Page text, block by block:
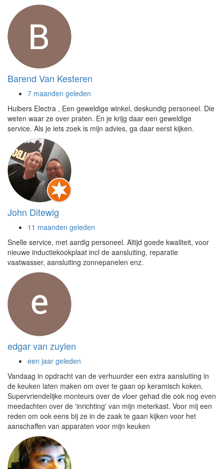
Barend Van Kesteren
7 maanden geleden
Huibers Electra , Een geweldige winkel, deskundig personeel. Die
weten waar ze over praten. En je krijg daar een geweldige
service. Als je iets zoek is mijn advies, ga daar eerst kijken.
John Ditewig
11 maanden geleden
Snelle service, met aardig personeel. Altijd goede kwaliteit, voor
nieuwe inductiekookplaat incl de aansluiting, reparatie
vaatwasser, aansluiting zonnepanelen enz.
edgar van zuylen
een jaar geleden
Vandaag in opdracht van de verhuurder een extra aansluiting in
de keuken laten maken om over te gaan op keramisch koken.
Supervriendelijke monteurs over de vloer gehad die ook nog even
meedachten over de 'inrichting' van mijn meterkast. Voor mij een
reden om ook eens bij ze in de zaak te gaan kijken voor het
aanschaffen van apparaten voor mijn keuken